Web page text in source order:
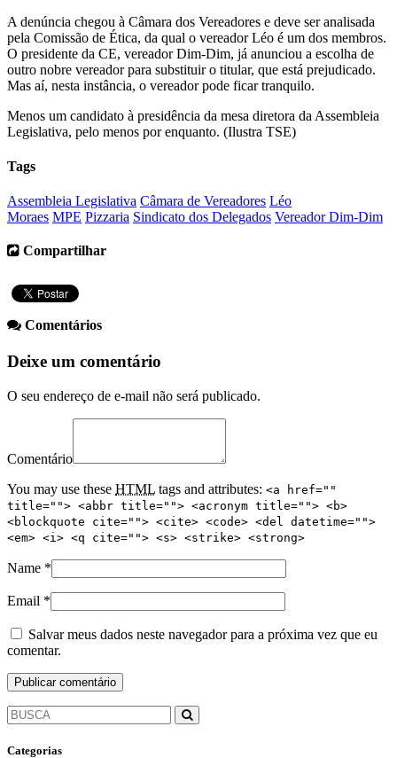
A denúncia chegou à Câmara dos Vereadores e deve ser analisada
pela Comissão de Ética, da qual o vereador Léo é um dos membros.
O presidente da CE, vereador Dim-Dim, já anunciou a escolha de
outro nobre vereador para substituir o titular, que está prejudicado.
Mas aí, nesta instância, o vereador pode ficar tranquilo.
Menos um candidato à presidência da mesa diretora da Assembleia
Legislativa, pelo menos por enquanto. (Ilustra TSE)
Tags
Assembleia Legislativa Câmara de Vereadores Léo
Moraes MPE Pizzaria Sindicato dos Delegados Vereador Dim-Dim
Compartilhar
Comentários
Deixe um comentário
O seu endereço de e-mail não será publicado.
Comentário
You may use these HTML tags and attributes: <a href=""
title=""> <abbr title=""> <acronym title=""> <b>
<blockquote cite=""> <cite> <code> <del datetime="">
<em> <i> <q cite=""> <s> <strike> <strong>
Name *
Email *
Salvar meus dados neste navegador para a próxima vez que eu
comentar.
Categorias